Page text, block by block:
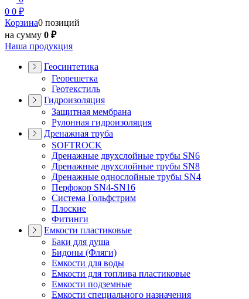
0 0 ₽
Корзина0 позиций
на сумму 0 ₽
Наша продукция
Геосинтетика
Георешетка
Геотекстиль
Гидроизоляция
Защитная мембрана
Рулонная гидроизоляция
Дренажная труба
SOFTROCK
Дренажные двухслойные трубы SN6
Дренажные двухслойные трубы SN8
Дренажные однослойные трубы SN4
Перфокор SN4-SN16
Система Гольфстрим
Плоские
Фитинги
Емкости пластиковые
Баки для душа
Бидоны (Фляги)
Емкости для воды
Емкости для топлива пластиковые
Емкости подземные
Емкости специального назначения